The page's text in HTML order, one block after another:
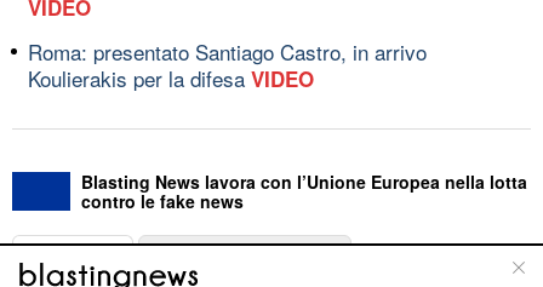
VIDEO
Roma: presentato Santiago Castro, in arrivo
Koulierakis per la difesa VIDEO
Blasting News lavora con l’Unione Europea nella lotta
contro le fake news
ABOUT